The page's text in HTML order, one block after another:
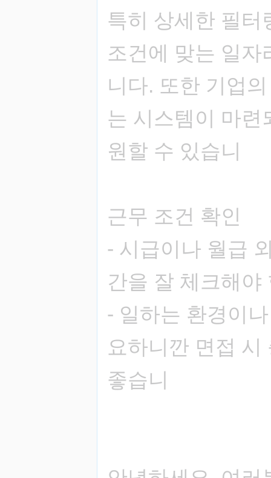
특히 상세한 필터
조건에 맞는 일자
니다. 또한 기업
는 시스템이 마련
원할 수 있습니
근무 조건 확인
- 시급이나 월급
간을 잘 체크해야
- 일하는 환경이
요하니깐 면접
좋습니